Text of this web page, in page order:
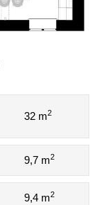
32 m2
9,7 m2
9,4 m2